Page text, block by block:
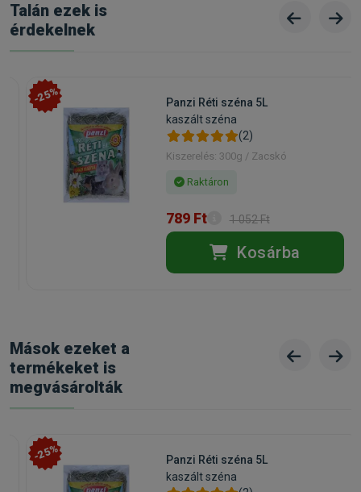
Talán ezek is
érdekelnek
-25%
Panzi Réti széna 5L
kaszált széna
(2)
Kiszerelés: 300g / Zacskó
Raktáron
789 Ft 1 052 Ft
Kosárba
Mások ezeket a
termékeket is
megvásárolták
-25%
Panzi Réti széna 5L
kaszált széna